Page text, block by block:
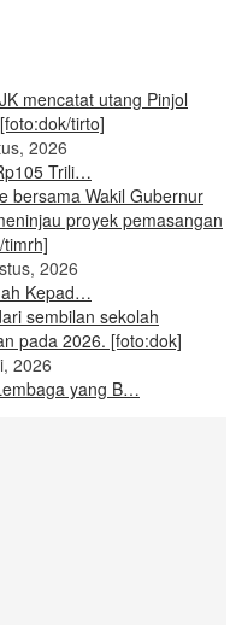
2026
Trili…
2026
Kepad…
2026
yang B…